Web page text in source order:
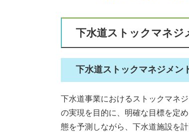
下水道ストックマネジ
下水道ストックマネジメン
下水道事業におけるストックマネ
の実現を目的に、明確な目標を定
態を予測しながら、下水道施設を